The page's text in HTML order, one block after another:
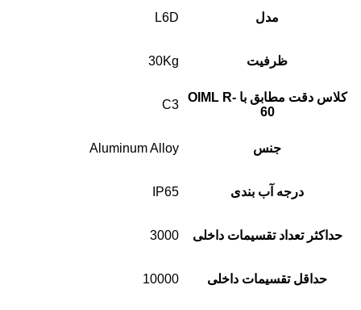
مدل L6D
ظرفیت 30Kg
کلاس دقت مطابق با OIML R-
60
C3
جنس Aluminum Alloy
درجه آب بندی IP65
حداکثر تعداد تقسیمات داخلی 3000
حداقل تقسیمات داخلی 10000